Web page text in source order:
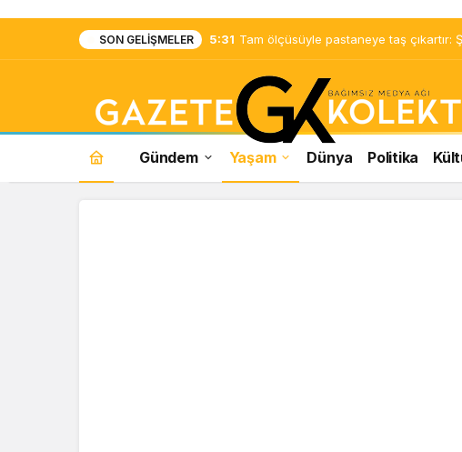
SON GELIŞMELER 5:31 Tam ölçüsüyle pastaneye taş çıkartır:
Gündem Yaşam Dünya Politika